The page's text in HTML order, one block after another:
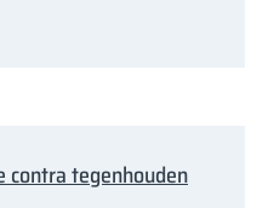
contra tegenhouden